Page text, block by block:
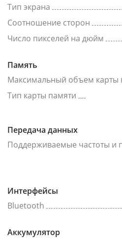
Тип экрана
Соотношение сторон
Число пикселей на дюйм
Память
Максимальный объем карты
Тип карты памяти
Передача данных
Поддерживаемые частоты и
Интерфейсы
Bluetooth
Аккумулятор